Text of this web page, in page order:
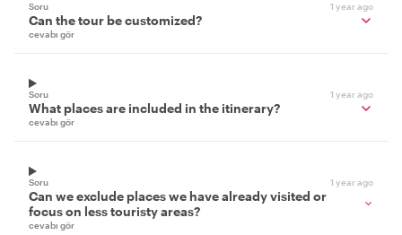
Soru 1 year ago
Can the tour be customized?
cevabı gör
Soru 1 year ago
What places are included in the itinerary?
cevabı gör
Soru 1 year ago
Can we exclude places we have already visited or
focus on less touristy areas?
cevabı gör